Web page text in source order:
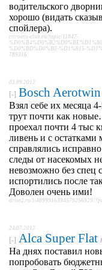
водительского
хорошо (видать
спойлера).
citroens-club.ru/topic/11847-
%D0%BD%D0%B0-%D1%815-
789316
03.09.2012
[-] Bosch Aerotwin
Взял себе их месяца
трут почти как
проехал почти 4 тыс
ливень и с остатками
справлялись
следы от насекомых
невозможно без спец
испортились после
Доволен очень ими!
drive2.ru/l/4899916394579256929/
24.07.2012
[-] Alca Super Flat
На днях поставил
попробовать